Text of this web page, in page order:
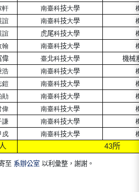
軒 南臺科技大學
誼 南臺科技大學
誼 虎尾科技大學
翰 南臺科技大學
偉 臺北科技大學
機械
浩 南臺科技大學
鎧 南臺科技大學
勛 南臺科技大學
偉 南臺科技大學
謙 南臺科技大學
戍 南臺科技大學
人 43所
至 系辦公室 以利彙整 ，謝謝。